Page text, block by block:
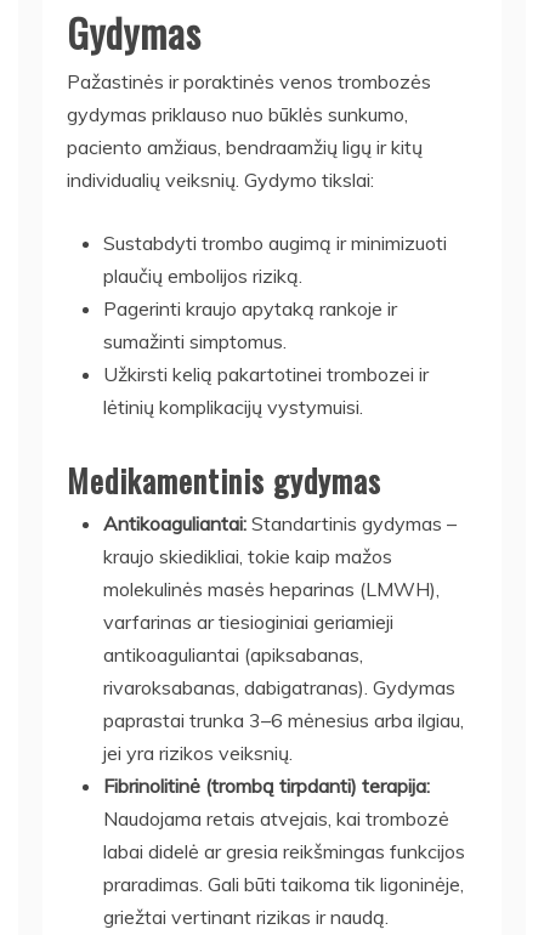
Gydymas
Pažastinės ir poraktinės venos trombozės
gydymas priklauso nuo būklės sunkumo,
paciento amžiaus, bendraamžių ligų ir kitų
individualių veiksnių. Gydymo tikslai:
Sustabdyti trombo augimą ir minimizuoti
plaučių embolijos riziką.
Pagerinti kraujo apytaką rankoje ir
sumažinti simptomus.
Užkirsti kelią pakartotinei trombozei ir
lėtinių komplikacijų vystymuisi.
Medikamentinis gydymas
Antikoaguliantai: Standartinis gydymas –
kraujo skiedikliai, tokie kaip mažos
molekulinės masės heparinas (LMWH),
varfarinas ar tiesioginiai geriamieji
antikoaguliantai (apiksabanas,
rivaroksabanas, dabigatranas). Gydymas
paprastai trunka 3–6 mėnesius arba ilgiau,
jei yra rizikos veiksnių.
Fibrinolitinė (trombą tirpdanti) terapija:
Naudojama retais atvejais, kai trombozė
labai didelė ar gresia reikšmingas funkcijos
praradimas. Gali būti taikoma tik ligoninėje,
griežtai vertinant rizikas ir naudą.